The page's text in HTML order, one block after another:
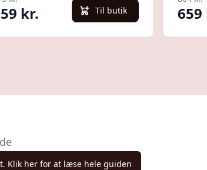
kr. Til butik 659
Klik her for at læse hele guiden